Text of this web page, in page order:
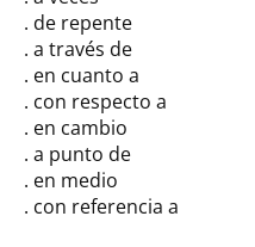
. de repente
. a través de
. en cuanto a
. con respecto a
. en cambio
. a punto de
. en medio
. con referencia a